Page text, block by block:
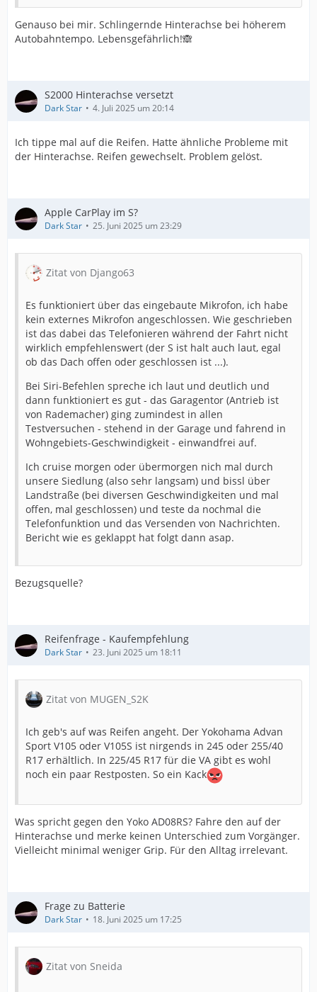
Genauso bei mir. Schlingernde Hinterachse bei höherem
Autobahntempo. Lebensgefährlich!🙈
S2000 Hinterachse versetzt
Dark Star 4. Juli 2025 um 20:14
Ich tippe mal auf die Reifen. Hatte ähnliche Probleme mit
der Hinterachse. Reifen gewechselt. Problem gelöst.
Apple CarPlay im S?
Dark Star 25. Juni 2025 um 23:29
Zitat von Django63
Es funktioniert über das eingebaute Mikrofon, ich habe
kein externes Mikrofon angeschlossen. Wie geschrieben
ist das dabei das Telefonieren während der Fahrt nicht
wirklich empfehlenswert (der S ist halt auch laut, egal
ob das Dach offen oder geschlossen ist ...).
Bei Siri-Befehlen spreche ich laut und deutlich und
dann funktioniert es gut - das Garagentor (Antrieb ist
von Rademacher) ging zumindest in allen
Testversuchen - stehend in der Garage und fahrend in
Wohngebiets-Geschwindigkeit - einwandfrei auf.
Ich cruise morgen oder übermorgen nich mal durch
unsere Siedlung (also sehr langsam) und bissl über
Landstraße (bei diversen Geschwindigkeiten und mal
offen, mal geschlossen) und teste da nochmal die
Telefonfunktion und das Versenden von Nachrichten.
Bericht wie es geklappt hat folgt dann asap.
Bezugsquelle?
Reifenfrage - Kaufempfehlung
Dark Star 23. Juni 2025 um 18:11
Zitat von MUGEN_S2K
Ich geb's auf was Reifen angeht. Der Yokohama Advan
Sport V105 oder V105S ist nirgends in 245 oder 255/40
R17 erhältlich. In 225/45 R17 für die VA gibt es wohl
noch ein paar Restposten. So ein Kack
Was spricht gegen den Yoko AD08RS? Fahre den auf der
Hinterachse und merke keinen Unterschied zum Vorgänger.
Vielleicht minimal weniger Grip. Für den Alltag irrelevant.
Frage zu Batterie
Dark Star 18. Juni 2025 um 17:25
Zitat von Sneida